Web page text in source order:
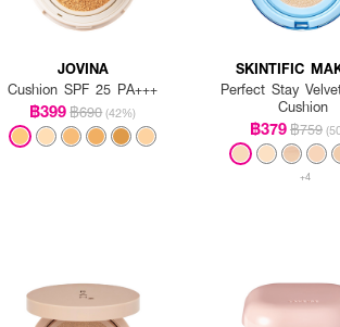
JOVINA
Cushion SPF 25 PA+++
฿399฿690 (42%)
SKINTIFIC
Perfect Stay
Cushion
฿379฿759
+4